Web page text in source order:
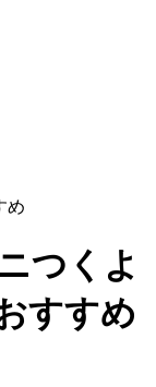
め
つくよ
すすめ